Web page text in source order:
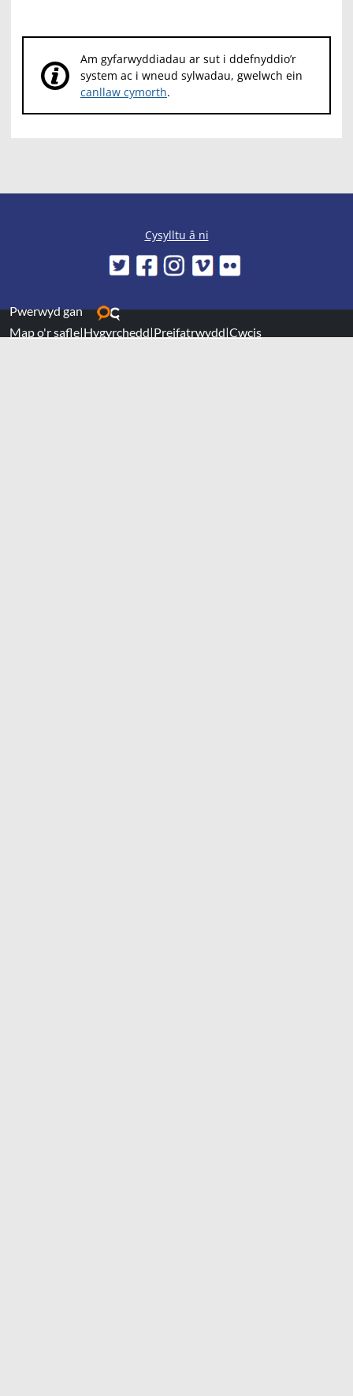
Am gyfarwyddiadau ar sut i ddefnyddio’r
system ac i wneud sylwadau, gwelwch ein
canllaw cymorth.
Cysylltu â ni
Pwerwyd gan
Map o'r safle|Hygyrchedd|Preifatrwydd|Cwcis